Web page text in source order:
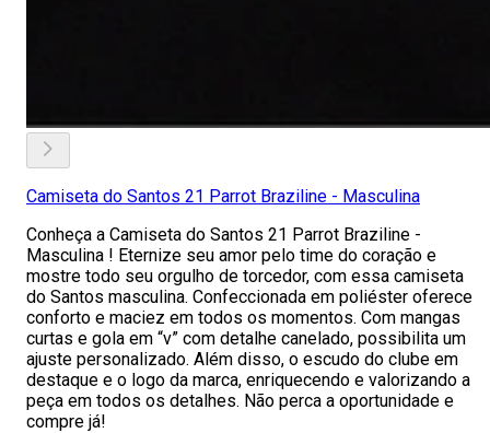
Camiseta do Santos 21 Parrot Braziline - Masculina
Conheça a Camiseta do Santos 21 Parrot Braziline -
Masculina ! Eternize seu amor pelo time do coração e
mostre todo seu orgulho de torcedor, com essa camiseta
do Santos masculina. Confeccionada em poliéster oferece
conforto e maciez em todos os momentos. Com mangas
curtas e gola em “v” com detalhe canelado, possibilita um
ajuste personalizado. Além disso, o escudo do clube em
destaque e o logo da marca, enriquecendo e valorizando a
peça em todos os detalhes. Não perca a oportunidade e
compre já!